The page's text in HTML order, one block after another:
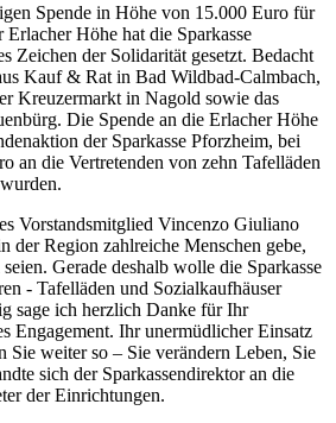
Spende in Höhe von 15.000 Euro für
Höhe hat die Sparkasse
Zeichen der Solidarität gesetzt. Bedacht
Kauf & Rat in Bad Wildbad-Calmbach,
Kreuzermarkt in Nagold sowie das
Die Spende an die Erlacher Höhe
der Sparkasse Pforzheim, bei
an die Vertretenden von zehn Tafelläden
Vorstandsmitglied Vincenzo Giuliano
der Region zahlreiche Menschen gebe,
Gerade deshalb wolle die Sparkasse
- Tafelläden und Sozialkaufhäuser
sage ich herzlich Danke für Ihr
Engagement. Ihr unermüdlicher Einsatz
Sie weiter so – Sie verändern Leben, Sie
sich der Sparkassendirektor an die
der Einrichtungen.